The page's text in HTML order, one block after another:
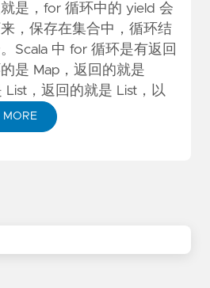
是，for 循环中的 yield 会
，保存在集合中，循环结
Scala 中 for 循环是有返回
是 Map，返回的就是
List，返回的就是 List，以
MORE